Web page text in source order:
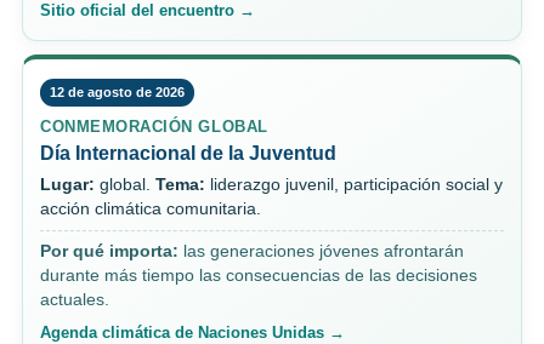
Sitio oficial del encuentro →
12 de agosto de 2026
CONMEMORACIÓN GLOBAL
Día Internacional de la Juventud
Lugar: global. Tema: liderazgo juvenil, participación social y
acción climática comunitaria.
Por qué importa: las generaciones jóvenes afrontarán
durante más tiempo las consecuencias de las decisiones
actuales.
Agenda climática de Naciones Unidas →